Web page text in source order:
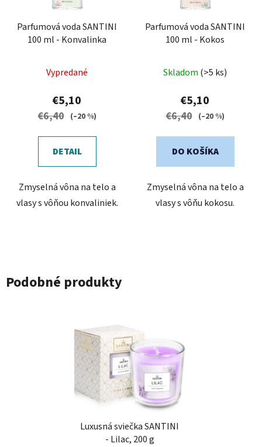
Parfumová voda SANTINI
100 ml - Konvalinka
hodnotenie
produktu
je
5
Vypredané
€5,10
€6,40 (–20 %)
DETAIL
Zmyselná vôna na telo a
vlasy s vôňou konvaliniek.
Parfumová voda SANTINI
100 ml - Kokos
hodnotenie
produktu
je
5
Skladom (>5 ks)
€5,10
€6,40 (–20 %)
DO KOŠÍKA
Zmyselná vôna na telo a
vlasy s vôňu kokosu.
Podobné produkty
Luxusná sviečka SANTINI
- Lilac, 200 g